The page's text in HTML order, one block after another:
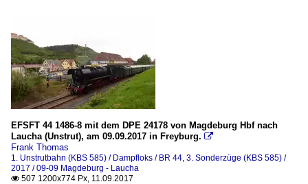
EFSFT 44 1486-8 mit dem DPE 24178 von Magdeburg Hbf nach
Laucha (Unstrut), am 09.09.2017 in Freyburg. 
Frank Thomas
1. Unstrutbahn (KBS 585) / Dampfloks / BR 44, 3. Sonderzüge (KBS 585) /
2017 / 09-09 Magdeburg - Laucha
 507 1200x774 Px, 11.09.2017